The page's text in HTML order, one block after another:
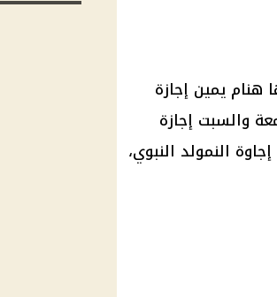
2025، ويذكر أن بعدها هنام يمين إجازة
والسبت إجازة
متتالية، يوم إجاوة النمولد النبوي،